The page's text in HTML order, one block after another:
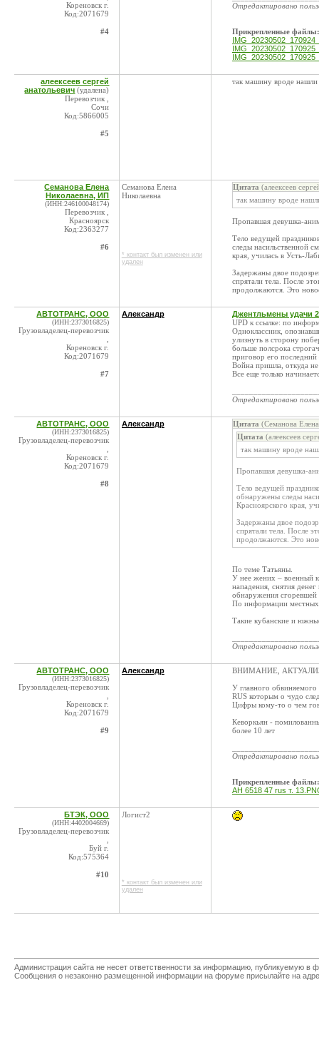
Кореновск г.
Код:2071679
#4
Отредактировано
Прикрепленные файлы:
алеексеев сергей
анатольевич (удалена)
Перевозчик ,
Сочи
Код:5866005
#5
так машину вроде
Семанова Елена
Николаевна, ИП
(ИНН:246100048174)
Перевозчик ,
Красноярск
Код:2363277
#6
Семанова Елена
Николаевна
* контакт был изменен или
удален
Цитата (алеексеев
так машину вроде
Пропавшая девушка-
Тело ведущей
следы насильственной
края, училась в Усть-
Задержаны двое
спрятали тела. После
продолжаются. Это
АВТОТРАНС, ООО
(ИНН:2373016825)
Грузовладелец-перевозчик
Кореновск г.
Код:2071679
#7
Александр
Джентльмены удачи
UPD к ссылке: по
Одноклассник,
улизнуть в сторону
больше полсрока
приговор его
Война пришла, откуда
Все еще только
Отредактировано
АВТОТРАНС, ООО
(ИНН:2373016825)
Грузовладелец-перевозчик
Кореновск г.
Код:2071679
#8
Александр Цитата (Семанова
Цитата (алеексеев
так машину вроде
Пропавшая девушка-
Тело ведущей
обнаружены следы
Красноярского края,
Задержаны двое
спрятали тела. После
продолжаются. Это
По теме Татьяны.
У нее жених – военный
нападения, снятия
обнаружения
По информации
Такие кубанские и
Отредактировано
АВТОТРАНС, ООО
(ИНН:2373016825)
Грузовладелец-перевозчик
Кореновск г.
Код:2071679
#9
Александр
ВНИМАНИЕ,
У главного
RUS которым о чудо
Цифры кому-то о чем
Кеворкьян -
более 10 лет
Отредактировано
Прикрепленные файлы:
АН 6518 47 rus т.
БТЭК, ООО
(ИНН:4402004669)
Грузовладелец-перевозчик
Буй г.
Код:575364
#10
Логист2
* контакт был изменен или
удален
Администрация сайта не несет ответственности за информацию, публикуемую
Сообщения о незаконно размещенной информации на форуме присылайте на